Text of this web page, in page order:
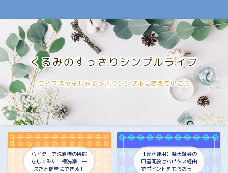
くるみのすっきりシンプルライフ
ライフスタイルをすっきりシンプルに変えていこう
ハイターで洗濯槽の掃除
をしてみた！槽洗浄コー
スだと簡単にできる！
【資産運用】楽天証券の
口座開設はハピタス経由
でポイントをもらおう！